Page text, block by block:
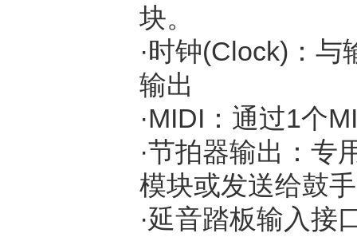
块。
·时钟(Clock)：
输出
·MIDI：通过1个
·节拍器输出：专
模块或发送给鼓
·延音踏板输入接